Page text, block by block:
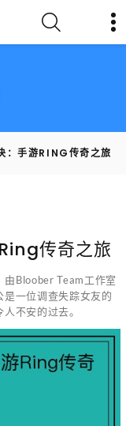
：手游RING传奇之旅
传奇之旅
由Bloober Team工作室
一位调查失踪女友的
不安的过去。